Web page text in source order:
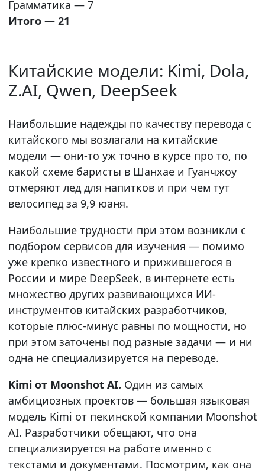
Грамматика — 7
Итого — 21
Китайские модели: Kimi, Dola,
Z.AI, Qwen, DeepSeek
Наибольшие надежды по качеству перевода с
китайского мы возлагали на китайские
модели — они-то уж точно в курсе про то, по
какой схеме баристы в Шанхае и Гуанчжоу
отмеряют лед для напитков и при чем тут
велосипед за 9,9 юаня.
Наибольшие трудности при этом возникли с
подбором сервисов для изучения — помимо
уже крепко известного и прижившегося в
России и мире DeepSeek, в интернете есть
множество других развивающихся ИИ-
инструментов китайских разработчиков,
которые плюс-минус равны по мощности, но
при этом заточены под разные задачи — и ни
одна не специализируется на переводе.
Kimi от Moonshot AI. Один из самых
амбициозных проектов — большая языковая
модель Kimi от пекинской компании Moonshot
AI. Разработчики обещают, что она
специализируется на работе именно с
текстами и документами. Посмотрим, как она